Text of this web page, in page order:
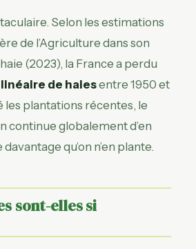
Selon les estimations
de l’Agriculture dans son
(2023), la France a perdu
linéaire de haiesentre 1950 et
les plantations récentes, le
continue globalement d’en
qu’on n’en plante.
sont-elles si